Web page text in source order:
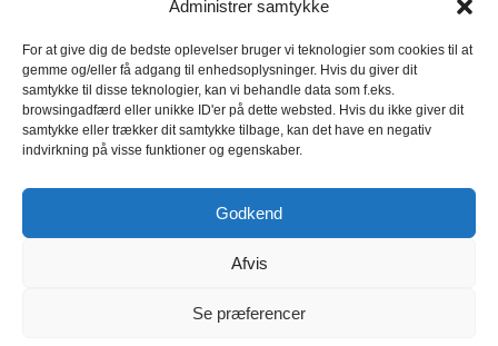
Administrer samtykke
For at give dig de bedste oplevelser bruger vi teknologier som cookies til at
gemme og/eller få adgang til enhedsoplysninger. Hvis du giver dit
samtykke til disse teknologier, kan vi behandle data som f.eks.
browsingadfærd eller unikke ID'er på dette websted. Hvis du ikke giver dit
samtykke eller trækker dit samtykke tilbage, kan det have en negativ
indvirkning på visse funktioner og egenskaber.
Godkend
Afvis
Se præferencer
E-mail: dtm@dtm.dk
Tlf.: (+45) 4593 4588
CVR: 17 79 31 44